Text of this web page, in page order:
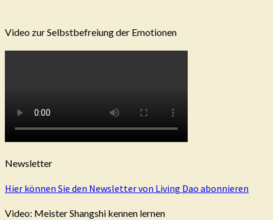
Video zur Selbstbefreiung der Emotionen
Newsletter
Hier können Sie den Newsletter von Living Dao abonnieren
Video: Meister Shangshi kennen lernen